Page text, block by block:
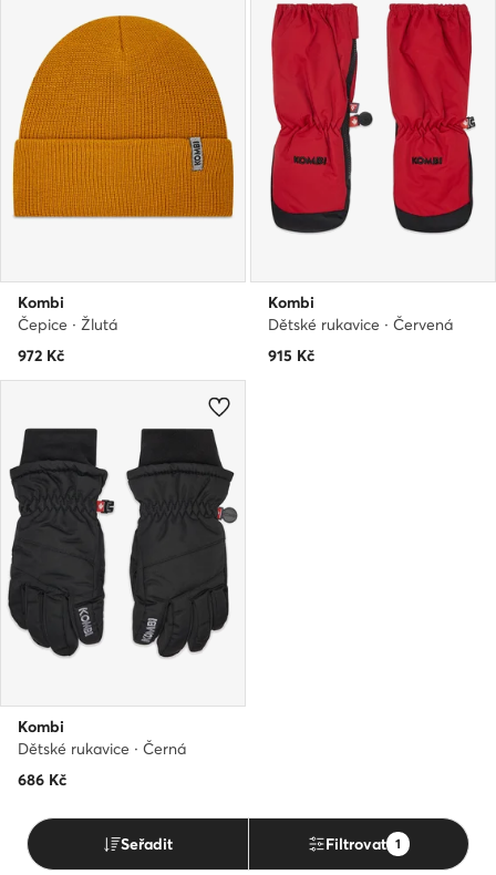
Kombi
Čepice · Žlutá
972 Kč
Kombi
Dětské rukavice · Červená
915 Kč
Kombi
Dětské rukavice · Černá
686 Kč
Seřadit Filtrovat 1